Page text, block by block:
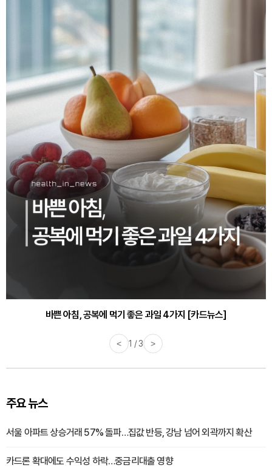
바쁜 아침, 공복에 먹기 좋은 과일 4가지 [카드뉴스]
30대부터 유병률 2배...여자에게 꼭 필요한 검사는? [카드뉴스]
< 1 / 3 >
주요 뉴스
서울 아파트 상승거래 57% 돌파…집값 반등, 강남 넘어 외곽까지 확산
카드론 확대에도 수익성 하락…중금리대출 영향